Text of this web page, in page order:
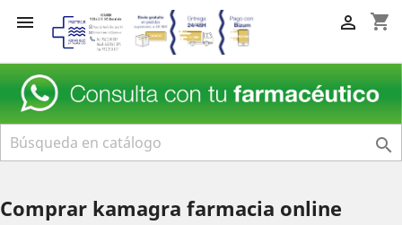
 shopping_cart


Comprar kamagra farmacia online